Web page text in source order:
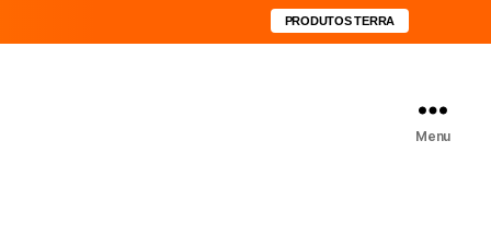
PRODUTOS TERRA
Menu